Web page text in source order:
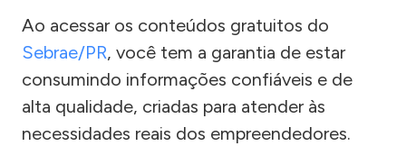
Ao acessar os conteúdos gratuitos do
Sebrae/PR, você tem a garantia de estar
consumindo informações confiáveis e de
alta qualidade, criadas para atender às
necessidades reais dos empreendedores.